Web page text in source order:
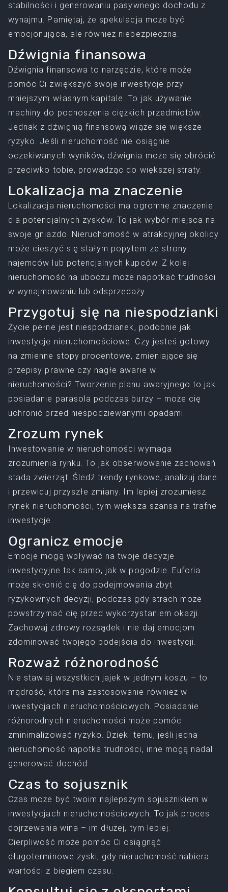
stabilności i generowaniu pasywnego dochodu z
wynajmu. Pamiętaj, że spekulacja może być
emocjonująca, ale również niebezpieczna.
Dźwignia finansowa
Dźwignia finansowa to narzędzie, które może
pomóc Ci zwiększyć swoje inwestycje przy
mniejszym własnym kapitale. To jak używanie
machiny do podnoszenia ciężkich przedmiotów.
Jednak z dźwignią finansową wiąże się większe
ryzyko. Jeśli nieruchomość nie osiągnie
oczekiwanych wyników, dźwignia może się obrócić
przeciwko tobie, prowadząc do większej straty.
Lokalizacja ma znaczenie
Lokalizacja nieruchomości ma ogromne znaczenie
dla potencjalnych zysków. To jak wybór miejsca na
swoje gniazdo. Nieruchomość w atrakcyjnej okolicy
może cieszyć się stałym popytem ze strony
najemców lub potencjalnych kupców. Z kolei
nieruchomość na uboczu może napotkać trudności
w wynajmowaniu lub odsprzedaży.
Przygotuj się na niespodzianki
Życie pełne jest niespodzianek, podobnie jak
inwestycje nieruchomościowe. Czy jesteś gotowy
na zmienne stopy procentowe, zmieniające się
przepisy prawne czy nagłe awarie w
nieruchomości? Tworzenie planu awaryjnego to jak
posiadanie parasola podczas burzy – może cię
uchronić przed niespodziewanymi opadami.
Zrozum rynek
Inwestowanie w nieruchomości wymaga
zrozumienia rynku. To jak obserwowanie zachowań
stada zwierząt. Śledź trendy rynkowe, analizuj dane
i przewiduj przyszłe zmiany. Im lepiej zrozumiesz
rynek nieruchomości, tym większa szansa na trafne
inwestycje.
Ogranicz emocje
Emocje mogą wpływać na twoje decyzje
inwestycyjne tak samo, jak w pogodzie. Euforia
może skłonić cię do podejmowania zbyt
ryzykownych decyzji, podczas gdy strach może
powstrzymać cię przed wykorzystaniem okazji.
Zachowaj zdrowy rozsądek i nie daj emocjom
zdominować twojego podejścia do inwestycji.
Rozważ różnorodność
Nie stawiaj wszystkich jajek w jednym koszu – to
mądrość, która ma zastosowanie również w
inwestycjach nieruchomościowych. Posiadanie
różnorodnych nieruchomości może pomóc
zminimalizować ryzyko. Dzięki temu, jeśli jedna
nieruchomość napotka trudności, inne mogą nadal
generować dochód.
Czas to sojusznik
Czas może być twoim najlepszym sojusznikiem w
inwestycjach nieruchomościowych. To jak proces
dojrzewania wina – im dłużej, tym lepiej.
Cierpliwość może pomóc Ci osiągnąć
długoterminowe zyski, gdy nieruchomość nabiera
wartości z biegiem czasu.